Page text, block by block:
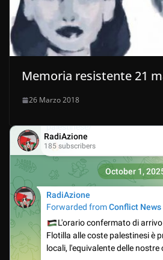
Memoria resistente 21
26 Marzo 2018